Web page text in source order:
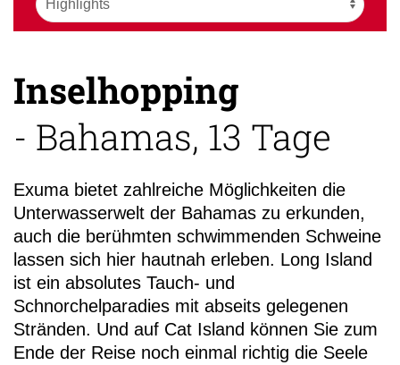
Inselhopping
- Bahamas, 13 Tage
Exuma bietet zahlreiche Möglichkeiten die
Unterwasserwelt der Bahamas zu erkunden,
auch die berühmten schwimmenden Schweine
lassen sich hier hautnah erleben. Long Island
ist ein absolutes Tauch- und
Schnorchelparadies mit abseits gelegenen
Stränden. Und auf Cat Island können Sie zum
Ende der Reise noch einmal richtig die Seele
+49
99-11